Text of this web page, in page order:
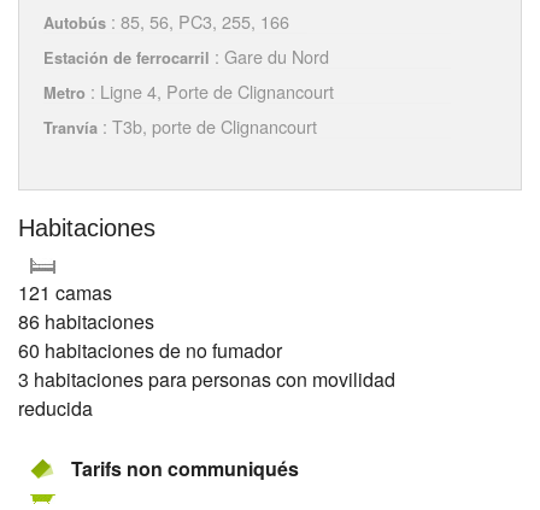
Autobús : 85, 56, PC3, 255, 166
Estación de ferrocarril : Gare du Nord
Metro : Ligne 4, Porte de Clignancourt
Tranvía : T3b, porte de Clignancourt
Habitaciones
121 camas
86 habitaciones
60 habitaciones de no fumador
3 habitaciones para personas con movilidad
reducida
Tarifs non communiqués